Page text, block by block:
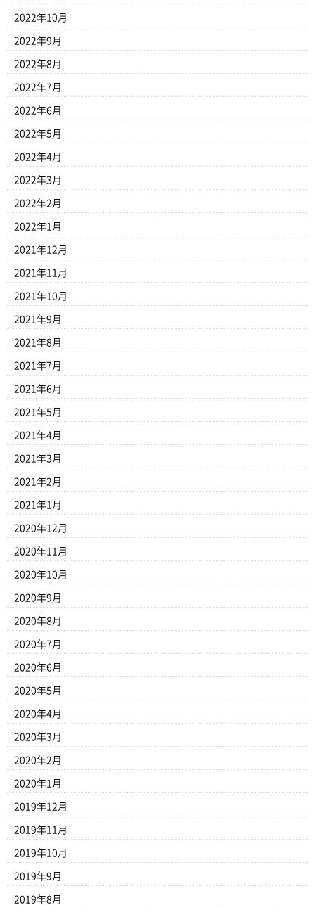
2022年10月
2022年9月
2022年8月
2022年7月
2022年6月
2022年5月
2022年4月
2022年3月
2022年2月
2022年1月
2021年12月
2021年11月
2021年10月
2021年9月
2021年8月
2021年7月
2021年6月
2021年5月
2021年4月
2021年3月
2021年2月
2021年1月
2020年12月
2020年11月
2020年10月
2020年9月
2020年8月
2020年7月
2020年6月
2020年5月
2020年4月
2020年3月
2020年2月
2020年1月
2019年12月
2019年11月
2019年10月
2019年9月
2019年8月